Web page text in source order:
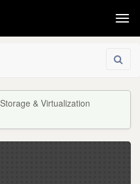
Storage & Virtualization